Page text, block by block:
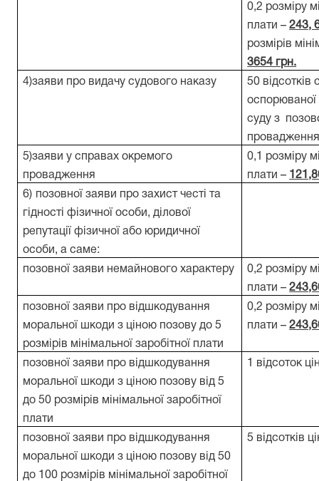
0,2 розміру
плати –243,
розмірів
3654 грн.
4)заяви про видачу судового наказу
50
оспорюваної
суду з
5)заяви у справах окремого
провадження
0,1 розміру
плати –
6) позовної заяви про захист честі та
гідності фізичної особи, ділової
репутації фізичної або юридичної
особи, а саме:
позовної заяви немайнового характеру
0,2 розміру
плати –
позовної заяви про відшкодування
моральної шкоди з ціною позову до 5
розмірів мінімальної заробітної плати
0,2 розміру
плати –
позовної заяви про відшкодування
моральної шкоди з ціною позову від 5
до 50 розмірів мінімальної заробітної
плати
1 відсоток
позовної заяви про відшкодування
моральної шкоди з ціною позову від 50
до 100 розмірів мінімальної заробітної
5 відсотків